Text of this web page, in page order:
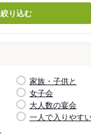
絞り込む
家族・子供と
女子会
大人数の宴会
一人で入りやす